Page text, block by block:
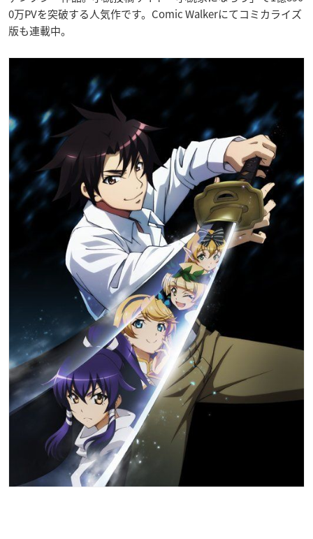
0万PVを突破する人気作です。Comic Walkerにてコミカライズ
版も連載中。